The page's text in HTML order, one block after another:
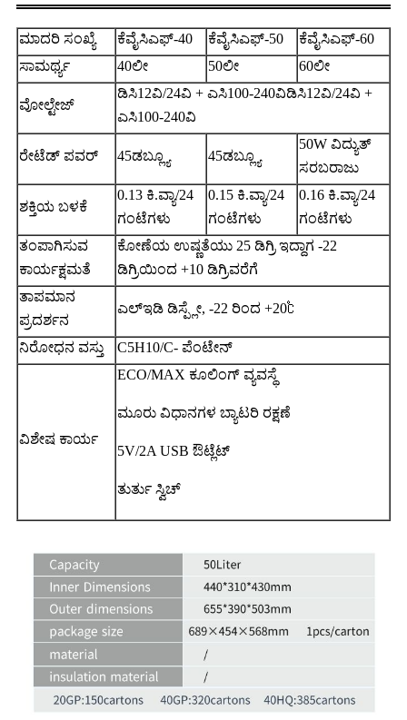
ಮಾದರಿ ಸಂಖ್ಯೆ ಕೆವೈಸಿಎಫ್-40 ಕೆವೈಸಿಎಫ್-50
ಕೆವೈಸಿಎಫ್-60
ಸಾಮರ್ಥ್ಯ
40ಲೀ 50ಲೀ 60ಲೀ
ವೋಲ್ಟೇಜ್
ಡಿಸಿ12ವಿ/24ವಿ + ಎಸಿ100-240ವಿಡಿಸಿ12ವಿ/24ವಿ +
ಎಸಿ100-240ವಿ
ರೇಟೆಡ್ ಪವರ್ 45ಡಬ್ಲ್ಯೂ 45ಡಬ್ಲ್ಯೂ
50W ವಿದ್ಯುತ್
ಸರಬರಾಜು
ಶಕ್ತಿಯ ಬಳಕೆ
0.13 ಕಿ.ವ್ಯಾ/24
ಗಂಟೆಗಳು
0.15 ಕಿ.ವ್ಯಾ/24
ಗಂಟೆಗಳು
0.16 ಕಿ.ವ್ಯಾ/24
ಗಂಟೆಗಳು
ತಂಪಾಗಿಸುವ
ಕಾರ್ಯಕ್ಷಮತೆ
ಕೋಣೆಯ ಉಷ್ಣತೆಯು 25 ಡಿಗ್ರಿ ಇದ್ದಾಗ -22
ಡಿಗ್ರಿಯಿಂದ +10 ಡಿಗ್ರಿವರೆಗೆ
ತಾಪಮಾನ
ಪ್ರದರ್ಶನ
ಎಲ್ಇಡಿ ಡಿಸ್ಪ್ಲೇ, -22 ರಿಂದ +20℃
ನಿರೋಧನ ವಸ್ತು C5H10/C- ಪೆಂಟೇನ್
ವಿಶೇಷ ಕಾರ್ಯ
ECO/MAX ಕೂಲಿಂಗ್ ವ್ಯವಸ್ಥೆ
ಮೂರು ವಿಧಾನಗಳ ಬ್ಯಾಟರಿ ರಕ್ಷಣೆ
5V/2A USB ಔಟ್ಲೆಟ್
ತುರ್ತು ಸ್ವಿಚ್